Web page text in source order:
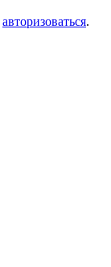
авторизоваться.